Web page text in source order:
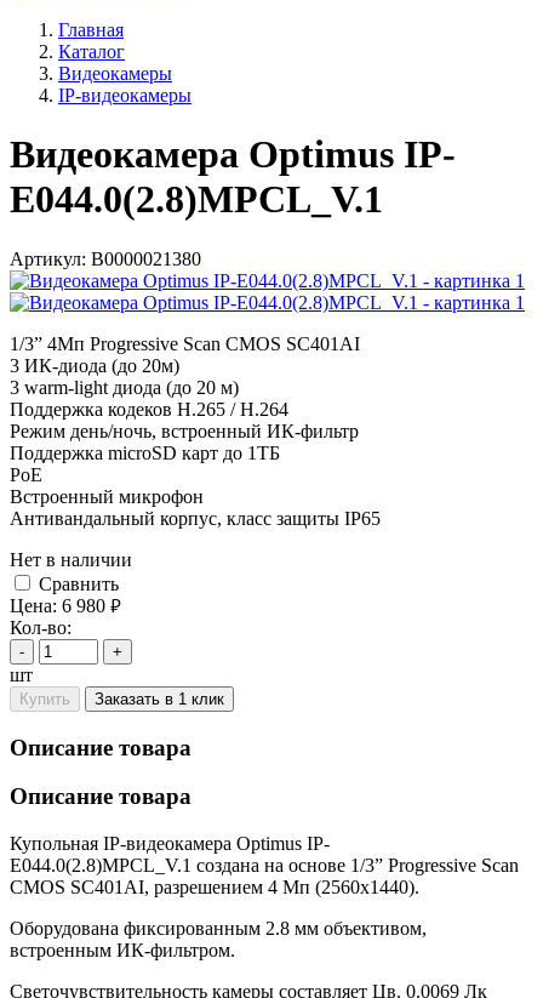
Главная
Каталог
Видеокамеры
IP-видеокамеры
Видеокамера Optimus IP-
E044.0(2.8)MPCL_V.1
Артикул: В0000021380
1/3” 4Мп Progressive Scan CMOS SC401AI
3 ИК-диода (до 20м)
3 warm-light диода (до 20 м)
Поддержка кодеков H.265 / H.264
Режим день/ночь, встроенный ИК-фильтр
Поддержка microSD карт до 1ТБ
PoE
Встроенный микрофон
Антивандальный корпус, класс защиты IР65
Нет в наличии
Cравнить
Цена: 6 980 руб.
Кол-во:
- +
шт
Купить Заказать в 1 клик
Описание товара
Описание товара
Купольная IP-видеокамера Optimus IP-
E044.0(2.8)MPCL_V.1 создана на основе 1/3” Progressive Scan
CMOS SC401AI, разрешением 4 Мп (2560x1440).
Оборудована фиксированным 2.8 мм объективом,
встроенным ИК-фильтром.
Светочувствительность камеры составляет Цв. 0.0069 Лк